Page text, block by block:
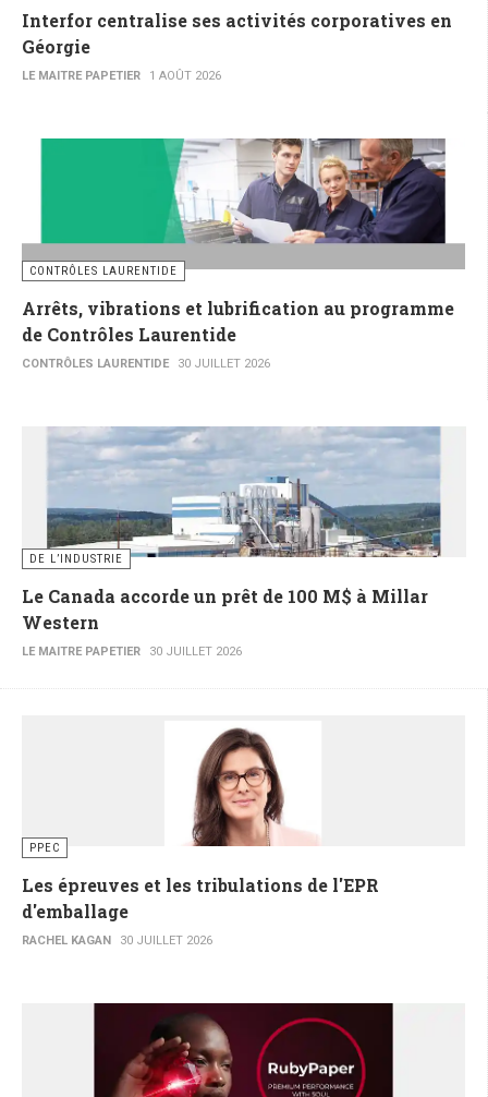
Interfor centralise ses activités corporatives en
Géorgie
LE MAITRE PAPETIER 1 AOÛT 2026
CONTRÔLES LAURENTIDE
Arrêts, vibrations et lubrification au programme
de Contrôles Laurentide
CONTRÔLES LAURENTIDE 30 JUILLET 2026
DE L’INDUSTRIE
Le Canada accorde un prêt de 100 M$ à Millar
Western
LE MAITRE PAPETIER 30 JUILLET 2026
PPEC
Les épreuves et les tribulations de l'EPR
d'emballage
RACHEL KAGAN 30 JUILLET 2026